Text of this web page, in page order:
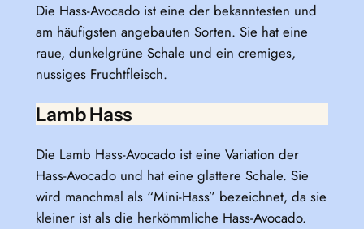
Die Hass-Avocado ist eine der bekanntesten und
am häufigsten angebauten Sorten. Sie hat eine
raue, dunkelgrüne Schale und ein cremiges,
nussiges Fruchtfleisch.
Lamb Hass
Die Lamb Hass-Avocado ist eine Variation der
Hass-Avocado und hat eine glattere Schale. Sie
wird manchmal als “Mini-Hass” bezeichnet, da sie
kleiner ist als die herkömmliche Hass-Avocado.